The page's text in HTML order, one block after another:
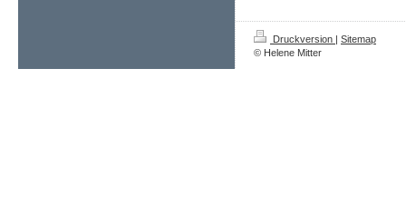
Druckversion | Sitemap
© Helene Mitter